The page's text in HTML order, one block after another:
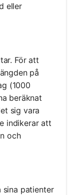
eller
För att
på
(1000
beräknat
sig vara
indikerar att
och
sina patienter